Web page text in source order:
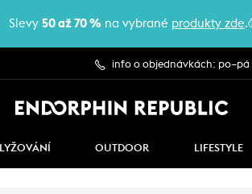
Slevy 50 až 70 % na vybrané produkty zde
info o objednávkách: po–pá
LYŽOVÁNÍ OUTDOOR LIFESTYLE